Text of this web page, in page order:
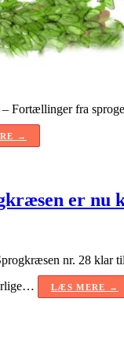
Fortællinger fra
→
er nu
nr. 28 klar
LÆS MERE →